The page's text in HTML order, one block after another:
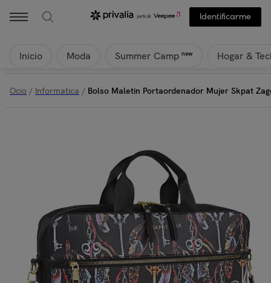
Identificarme
Inicio Moda Summer Camp new Hogar &
Ocio / Informatica / Bolso Maletin Portaordenador Mujer Skpat